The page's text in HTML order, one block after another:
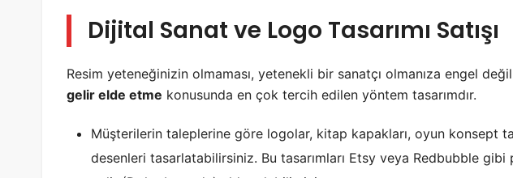
Dijital Sanat ve Logo Tasarımı Satışı
Resim yeteneğinizin olmaması, yetenekli bir sanatçı olmanıza engel
gelir elde etme konusunda en çok tercih edilen yöntem tasarımdır.
Müşterilerin taleplerine göre logolar, kitap kapakları, oyun konsept
desenleri tasarlatabilirsiniz. Bu tasarımları Etsy veya Redbubble